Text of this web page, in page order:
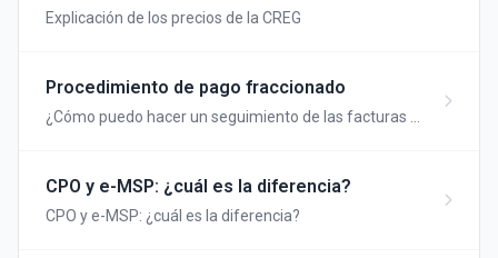
Explicación de los precios de la CREG
Procedimiento de pago fraccionado
¿Cómo puedo hacer un seguimiento de las facturas y
CPO y e-MSP: ¿cuál es la diferencia?
CPO y e-MSP: ¿cuál es la diferencia?